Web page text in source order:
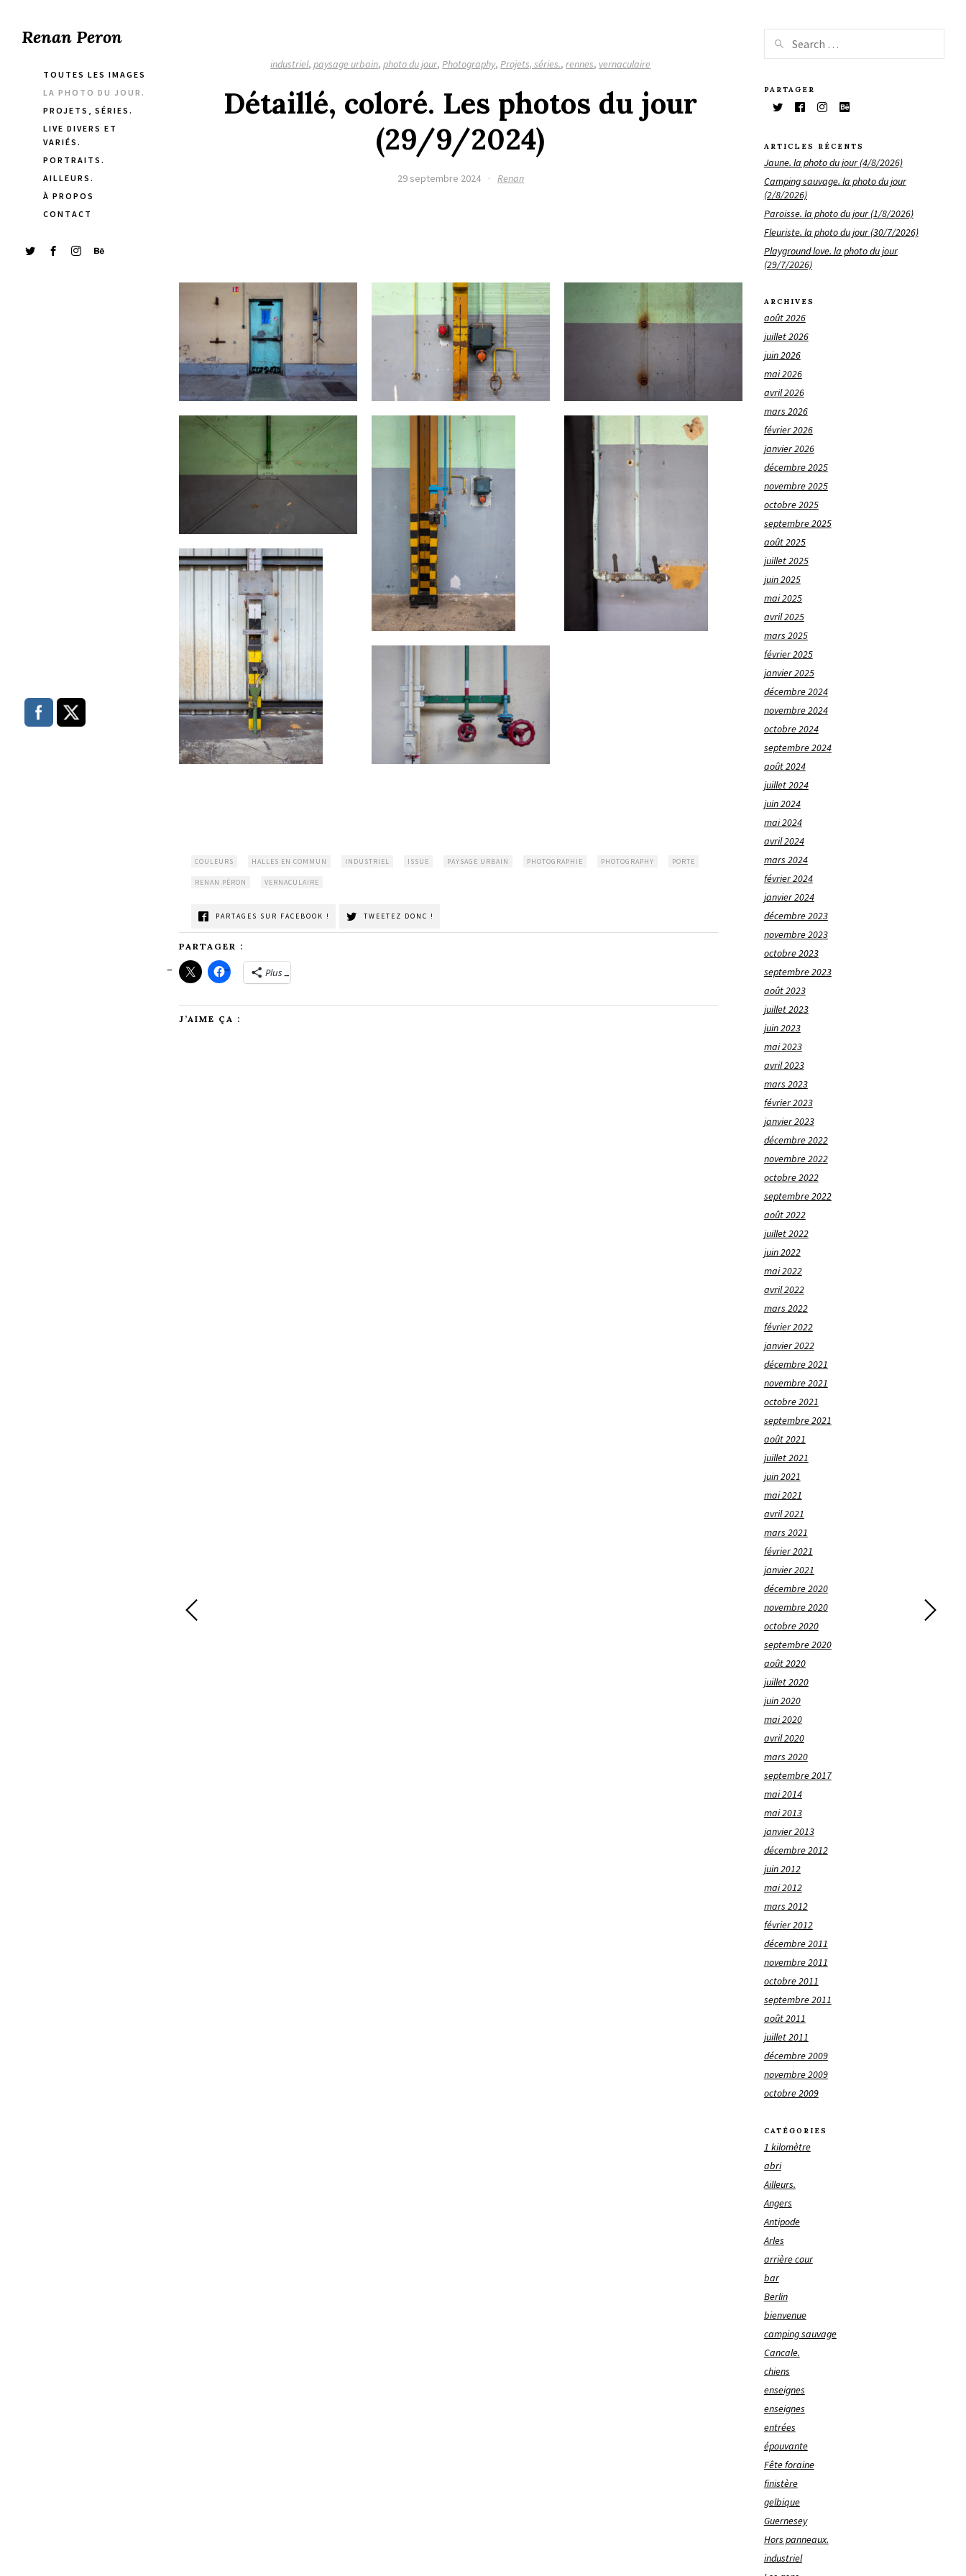
Renan Peron
TOUTES LES IMAGES
LA PHOTO DU JOUR.
PROJETS, SÉRIES.
LIVE DIVERS ET
VARIÉS.
PORTRAITS.
AILLEURS.
À PROPOS
CONTACT
industriel,paysage urbain,photo du jour,Photography,Projets, séries.,rennes, vernaculaire
Détaillé, coloré. Les photos du jour
(29/9/2024)
29 septembre 2024 · Renan
COULEURS HALLES EN COMMUN INDUSTRIEL ISSUE PAYSAGE URBAIN PHOTOGRAPHIE PHOTOGRAPHY PORTE
RENAN PÉRON VERNACULAIRE
PARTAGES SUR FACEBOOK ! TWEETEZ DONC !
PARTAGER :
Plus
J’AIME ÇA :
PARTAGER
ARTICLES RÉCENTS
Jaune. la photo du jour (4/8/2026)
Camping sauvage. la photo du jour
(2/8/2026)
Paroisse. la photo du jour (1/8/2026)
Fleuriste. la photo du jour (30/7/2026)
Playground love. la photo du jour
(29/7/2026)
ARCHIVES
août 2026
juillet 2026
juin 2026
mai 2026
avril 2026
mars 2026
février 2026
janvier 2026
décembre 2025
novembre 2025
octobre 2025
septembre 2025
août 2025
juillet 2025
juin 2025
mai 2025
avril 2025
mars 2025
février 2025
janvier 2025
décembre 2024
novembre 2024
octobre 2024
septembre 2024
août 2024
juillet 2024
juin 2024
mai 2024
avril 2024
mars 2024
février 2024
janvier 2024
décembre 2023
novembre 2023
octobre 2023
septembre 2023
août 2023
juillet 2023
juin 2023
mai 2023
avril 2023
mars 2023
février 2023
janvier 2023
décembre 2022
novembre 2022
octobre 2022
septembre 2022
août 2022
juillet 2022
juin 2022
mai 2022
avril 2022
mars 2022
février 2022
janvier 2022
décembre 2021
novembre 2021
octobre 2021
septembre 2021
août 2021
juillet 2021
juin 2021
mai 2021
avril 2021
mars 2021
février 2021
janvier 2021
décembre 2020
novembre 2020
octobre 2020
septembre 2020
août 2020
juillet 2020
juin 2020
mai 2020
avril 2020
mars 2020
septembre 2017
mai 2014
mai 2013
janvier 2013
décembre 2012
juin 2012
mai 2012
mars 2012
février 2012
décembre 2011
novembre 2011
octobre 2011
septembre 2011
août 2011
juillet 2011
décembre 2009
novembre 2009
octobre 2009
CATÉGORIES
1 kilomètre
abri
Ailleurs.
Angers
Antipode
Arles
arrière cour
bar
Berlin
bienvenue
camping sauvage
Cancale.
chiens
enseignes
enseignes
entrées
épouvante
Fête foraine
finistère
gelbique
Guernesey
Hors panneaux.
industriel